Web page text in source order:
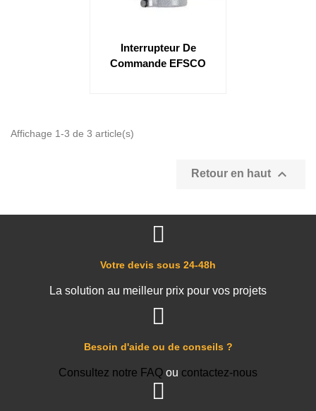
Interrupteur De
Commande EFSCO
Affichage 1-3 de 3 article(s)
Retour en haut 
Besoin d'aide ou de conseils ?
Consultez notre FAQ ou contactez-nous
Votre devis sous 24-48h
La solution au meilleur prix pour vos projets